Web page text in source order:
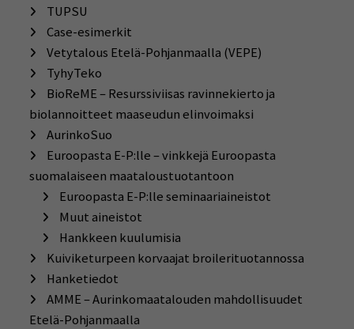
TUPSU
Case-esimerkit
Vetytalous Etelä-Pohjanmaalla (VEPE)
TyhyTeko
BioReME – Resurssiviisas ravinnekierto ja
biolannoitteet maaseudun elinvoimaksi
AurinkoSuo
Euroopasta E-P:lle – vinkkejä Euroopasta
suomalaiseen maataloustuotantoon
Euroopasta E-P:lle seminaariaineistot
Muut aineistot
Hankkeen kuulumisia
Kuiviketurpeen korvaajat broilerituotannossa
Hanketiedot
AMME – Aurinkomaatalouden mahdollisuudet
Etelä-Pohjanmaalla